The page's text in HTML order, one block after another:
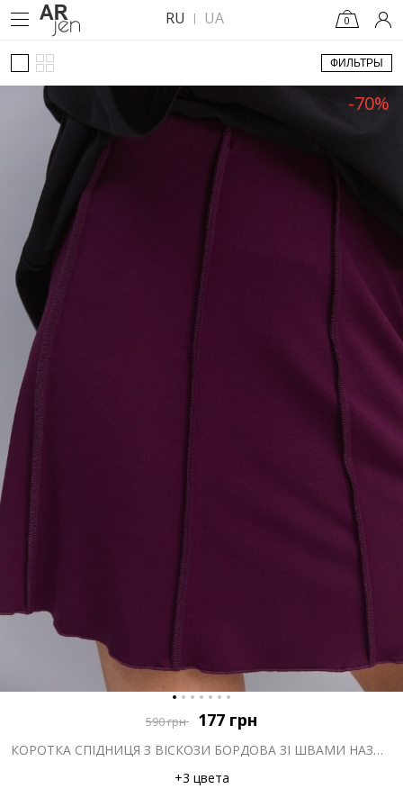
RU UA 0
ФИЛЬТРЫ
-70%
590грн 177 грн
КОРОТКА СПІДНИЦЯ З ВІСКОЗИ БОРДОВА ЗІ ШВАМИ НАЗОВНІ
+3 цвета